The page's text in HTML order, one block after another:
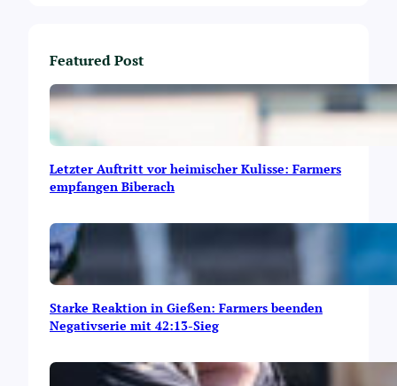
Featured Post
Letzter Auftritt vor heimischer Kulisse: Farmers
empfangen Biberach
Starke Reaktion in Gießen: Farmers beenden
Negativserie mit 42:13-Sieg